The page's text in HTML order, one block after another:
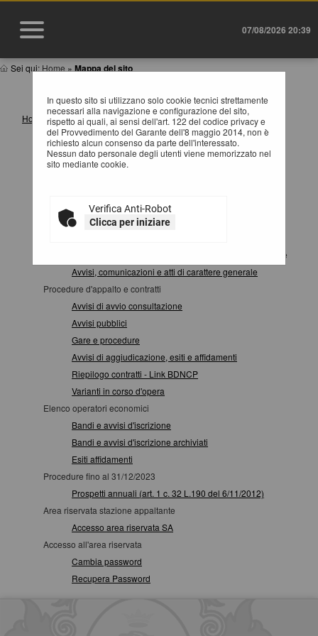
07/08/2026 20:39
Sei qui: Home » Mappa del sito
In questo sito si utilizzano solo cookie tecnici strettamente
necessari alla navigazione e configurazione del sito,
rispetto ai quali, ai sensi dell'art. 122 del codice privacy e
del Provvedimento del Garante dell'8 maggio 2014, non è
richiesto alcun consenso da parte dell'interessato.
Nessun dato personale degli utenti viene memorizzato nel
sito mediante cookie.
Verifica Anti-Robot
Clicca per iniziare
MAPPA SITO
Home
Informazioni
Istruzioni e manuali
F.A.Q.
Privacy
Help desk operatori economici
Atti e documenti di carattere generale riferiti a tutte le procedure
Avvisi, comunicazioni e atti di carattere generale
Procedure d'appalto e contratti
Avvisi di avvio consultazione
Avvisi pubblici
Gare e procedure
Avvisi di aggiudicazione, esiti e affidamenti
Riepilogo contratti - Link BDNCP
Varianti in corso d'opera
Elenco operatori economici
Bandi e avvisi d'iscrizione
Bandi e avvisi d'iscrizione archiviati
Esiti affidamenti
Procedure fino al 31/12/2023
Prospetti annuali (art. 1 c. 32 L.190 del 6/11/2012)
Area riservata stazione appaltante
Accesso area riservata SA
Accesso all'area riservata
Cambia password
Recupera Password